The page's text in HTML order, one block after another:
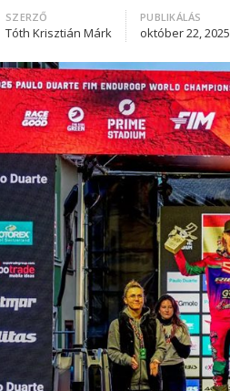
Author
SZERZŐ
Tóth Krisztián Márk
PUBLIKÁLÁS
október 22, 2025